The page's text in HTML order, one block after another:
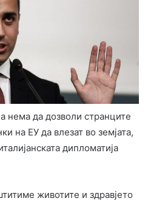
нема да дозволи странците
на ЕУ да влезат во земјата,
дипломатија
животите и здравјето